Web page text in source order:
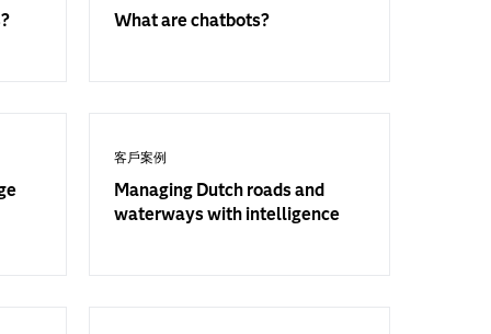
What are chatbots?
客戶案例
Managing Dutch roads and
waterways with intelligence